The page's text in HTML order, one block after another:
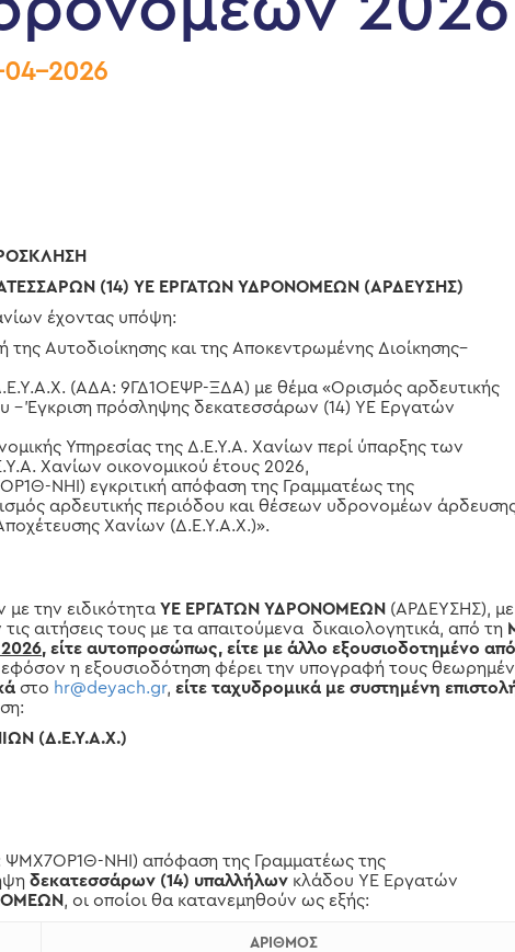
2026
(14) ΥΕ ΕΡΓΑΤΩΝ ΥΔΡΟΝΟΜΕΩΝ (ΑΡΔΕΥΣΗΣ)
έχοντας υπόψη:
της Αυτοδιοίκησης και της Αποκεντρωμένης Διοίκησης–
(ΑΔΑ: 9ΓΔ1ΟΕΨΡ-ΞΔΑ) με θέμα «Ορισμός αρδευτικής
– Έγκριση πρόσληψης δεκατεσσάρων (14) ΥΕ Εργατών
Υπηρεσίας της Δ.Ε.Υ.Α. Χανίων περί ύπαρξης των
Χανίων οικονομικού έτους 2026,
ΝΗΙ) εγκριτική απόφαση της Γραμματέως της
αρδευτικής περιόδου και θέσεων υδρονομέων
Χανίων (Δ.Ε.Υ.Α.Χ.)».
την ειδικότηταΥΕ ΕΡΓΑΤΩΝ ΥΔΡΟΝΟΜΕΩΝ (ΑΡΔΕΥΣΗΣ), με
αιτήσεις τους με τα απαιτούμενα δικαιολογητικά, από τη
2026, είτε αυτοπροσώπως, είτε με άλλο εξουσιοδοτημένο από
εφόσον η εξουσιοδότηση φέρει την υπογραφή τους
στο hr@deyach.gr, είτε ταχυδρομικά με συστημένη
(Δ.Ε.Υ.Α.Χ.)
ΝΗΙ) απόφαση της Γραμματέως της
δεκατεσσάρων (14) υπαλλήλων κλάδου ΥΕ Εργατών
, οι οποίοι θα κατανεμηθούν ως εξής:
ΑΡΙΘΜΟΣ